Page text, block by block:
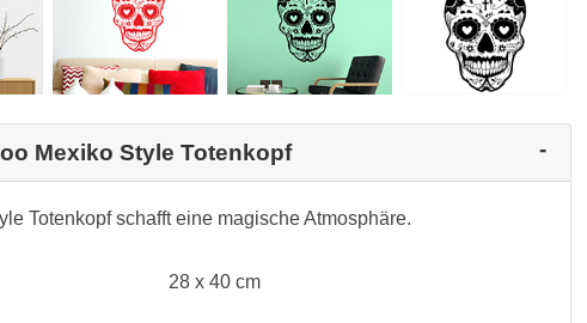
Mexiko Style Totenkopf
Totenkopf schafft eine magische Atmosphäre.
28 x 40 cm